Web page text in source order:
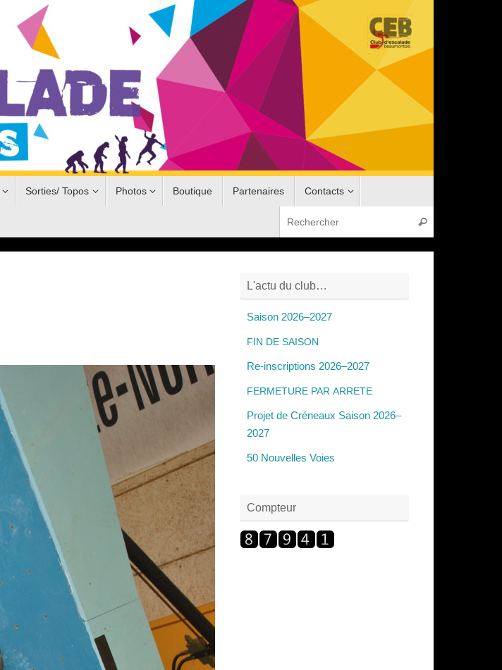
Sorties/ Topos Photos Boutique Partenaires Contacts
Rechercher
L'actu du club…
Saison 2026–2027
FIN DE SAISON
Re-inscriptions 2026–2027
FERMETURE PAR ARRETE
Projet de Créneaux Saison 2026–
2027
50 Nouvelles Voies
Compteur